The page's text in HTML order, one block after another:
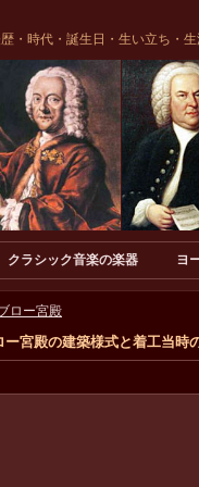
・時代・誕生日・生い立ち・
クラシック音楽の楽器 ヨ
ロー宮殿
ー宮殿の建築様式と着工当時